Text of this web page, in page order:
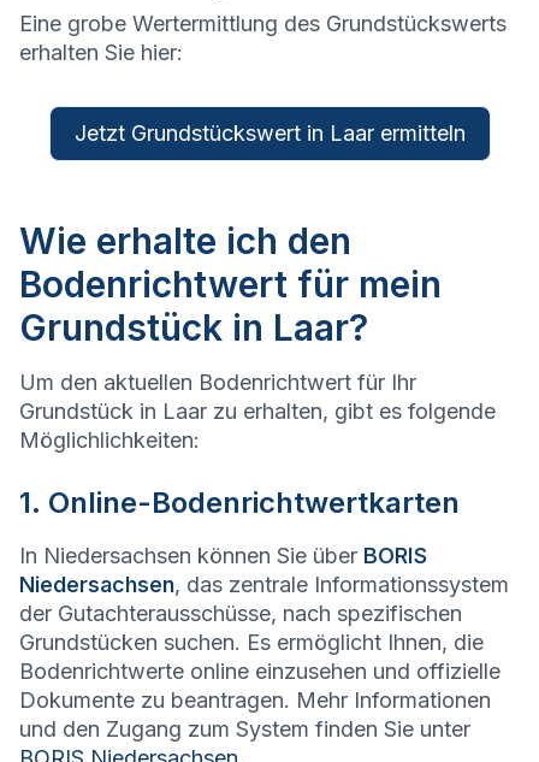
Eine grobe Wertermittlung des Grundstückswerts
erhalten Sie hier:
Jetzt Grundstückswert in Laar ermitteln
Wie erhalte ich den
Bodenrichtwert für mein
Grundstück in Laar?
Um den aktuellen Bodenrichtwert für Ihr
Grundstück in Laar zu erhalten, gibt es folgende
Möglichlichkeiten:
1. Online-Bodenrichtwertkarten
In Niedersachsen können Sie über BORIS
Niedersachsen, das zentrale Informationssystem
der Gutachterausschüsse, nach spezifischen
Grundstücken suchen. Es ermöglicht Ihnen, die
Bodenrichtwerte online einzusehen und offizielle
Dokumente zu beantragen. Mehr Informationen
und den Zugang zum System finden Sie unter